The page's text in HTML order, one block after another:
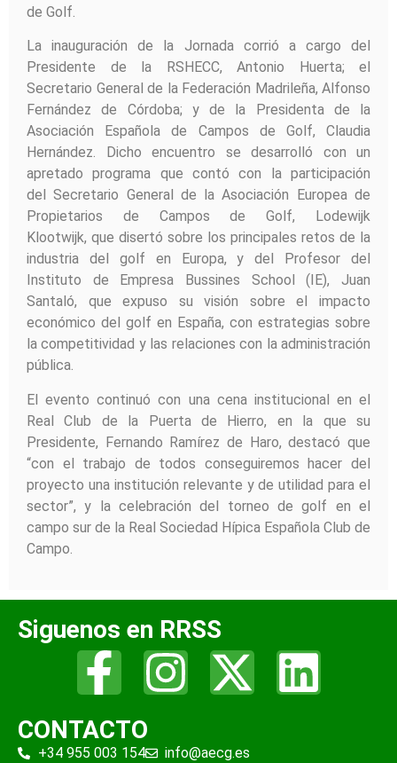
de Golf.
La inauguración de la Jornada corrió a cargo del
Presidente de la RSHECC, Antonio Huerta; el
Secretario General de la Federación Madrileña, Alfonso
Fernández de Córdoba; y de la Presidenta de la
Asociación Española de Campos de Golf, Claudia
Hernández. Dicho encuentro se desarrolló con un
apretado programa que contó con la participación
del Secretario General de la Asociación Europea de
Propietarios de Campos de Golf, Lodewijk
Klootwijk, que disertó sobre los principales retos de la
industria del golf en Europa, y del Profesor del
Instituto de Empresa Bussines School (IE), Juan
Santaló, que expuso su visión sobre el impacto
económico del golf en España, con estrategias sobre
la competitividad y las relaciones con la administración
pública.
El evento continuó con una cena institucional en el
Real Club de la Puerta de Hierro, en la que su
Presidente, Fernando Ramírez de Haro, destacó que
“con el trabajo de todos conseguiremos hacer del
proyecto una institución relevante y de utilidad para el
sector”, y la celebración del torneo de golf en el
campo sur de la Real Sociedad Hípica Española Club de
Campo.
Siguenos en RRSS
CONTACTO
+34 955 003 154
info@aecg.es